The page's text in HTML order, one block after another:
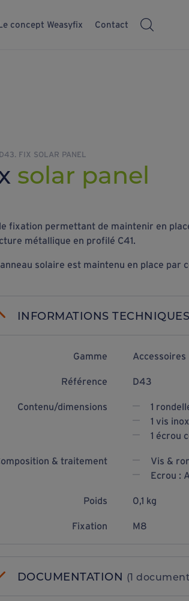
concept Weasyfix Contact
FIX SOLAR PANEL
solar panel
fixation permettant de maintenir en
métallique en profilé C41.
solaire est maintenu en place par
INFORMATIONS TECHNIQUES
Gamme Accessoires
Référence D43
Contenu/dimensions
1
1 vis
1 écrou
& traitement
Vis &
Ecrou :
Poids 0,1 kg
Fixation M8
DOCUMENTATION (1